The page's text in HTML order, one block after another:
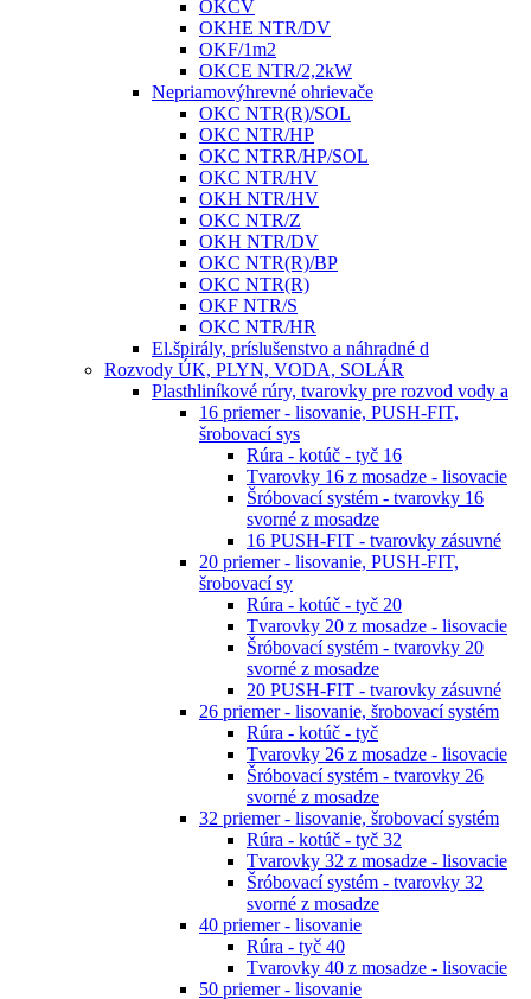
OKCV
OKHE NTR/DV
OKF/1m2
OKCE NTR/2,2kW
Nepriamovýhrevné ohrievače
OKC NTR(R)/SOL
OKC NTR/HP
OKC NTRR/HP/SOL
OKC NTR/HV
OKH NTR/HV
OKC NTR/Z
OKH NTR/DV
OKC NTR(R)/BP
OKC NTR(R)
OKF NTR/S
OKC NTR/HR
El.špirály, príslušenstvo a náhradné d
Rozvody ÚK, PLYN, VODA, SOLÁR
Plasthliníkové rúry, tvarovky pre rozvod vody a
16 priemer - lisovanie, PUSH-FIT,
šrobovací sys
Rúra - kotúč - tyč 16
Tvarovky 16 z mosadze - lisovacie
Šróbovací systém - tvarovky 16
svorné z mosadze
16 PUSH-FIT - tvarovky zásuvné
20 priemer - lisovanie, PUSH-FIT,
šrobovací sy
Rúra - kotúč - tyč 20
Tvarovky 20 z mosadze - lisovacie
Šróbovací systém - tvarovky 20
svorné z mosadze
20 PUSH-FIT - tvarovky zásuvné
26 priemer - lisovanie, šrobovací systém
Rúra - kotúč - tyč
Tvarovky 26 z mosadze - lisovacie
Šróbovací systém - tvarovky 26
svorné z mosadze
32 priemer - lisovanie, šrobovací systém
Rúra - kotúč - tyč 32
Tvarovky 32 z mosadze - lisovacie
Šróbovací systém - tvarovky 32
svorné z mosadze
40 priemer - lisovanie
Rúra - tyč 40
Tvarovky 40 z mosadze - lisovacie
50 priemer - lisovanie